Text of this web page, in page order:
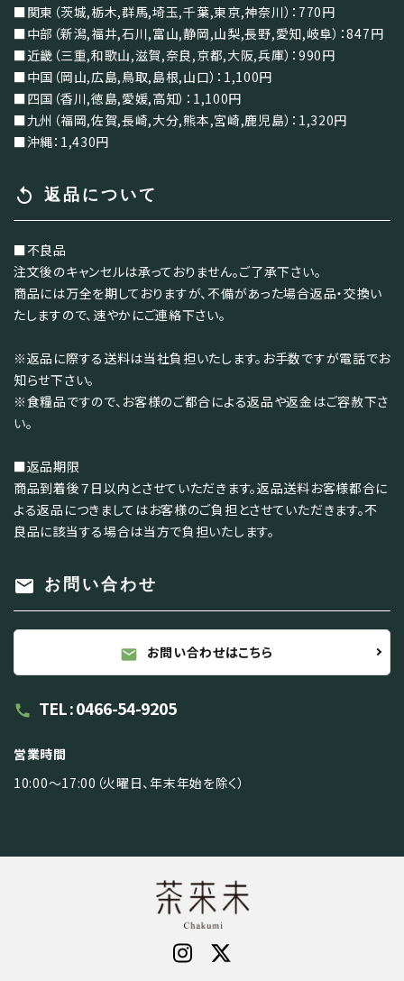
■関東（茨城,栃木,群馬,埼玉,千葉,東京,神奈川）：770円
■中部（新潟,福井,石川,富山,静岡,山梨,長野,愛知,岐阜）：847円
■近畿（三重,和歌山,滋賀,奈良,京都,大阪,兵庫）：990円
■中国（岡山,広島,鳥取,島根,山口）：1,100円
■四国（香川,徳島,愛媛,高知）：1,100円
■九州（福岡,佐賀,長崎,大分,熊本,宮崎,鹿児島）：1,320円
■沖縄：1,430円
replay 返品について
■不良品
注文後のキャンセルは承っておりません。ご了承下さい。
商品には万全を期しておりますが、不備があった場合返品・交換い
たしますので、速やかにご連絡下さい。
※返品に際する送料は当社負担いたします。お手数ですが電話でお
知らせ下さい。
※食糧品ですので、お客様のご都合による返品や返金はご容赦下さ
い。
■返品期限
商品到着後７日以内とさせていただきます。返品送料お客様都合に
よる返品につきましてはお客様のご負担とさせていただきます。不
良品に該当する場合は当方で負担いたします。
mail お問い合わせ
mail お問い合わせはこちら
call TEL : 0466-54-9205
営業時間
10:00～17:00（火曜日、年末年始を除く）